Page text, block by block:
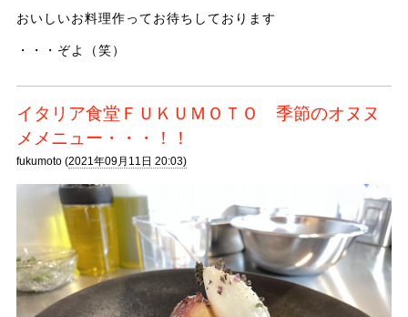
おいしいお料理作ってお待ちしております
・・・ぞよ（笑）
イタリア食堂ＦＵＫＵＭＯＴＯ 季節のオヌヌ
メメニュー・・・！！
fukumoto (2021年09月11日 20:03)